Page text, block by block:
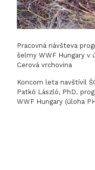
Pracovná návšteva
šelmy WWF Hungary v
Cerová vrchovina
Koncom leta navštívil
Patkó László, PhD.
WWF Hungary (úloha